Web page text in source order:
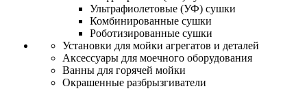
Ультрафиолетовые (УФ) сушки
Комбинированные сушки
Роботизированные сушки
Установки для мойки агрегатов и деталей
Аксессуары для моечного оборудования
Ванны для горячей мойки
Окрашенные разбрызгиватели